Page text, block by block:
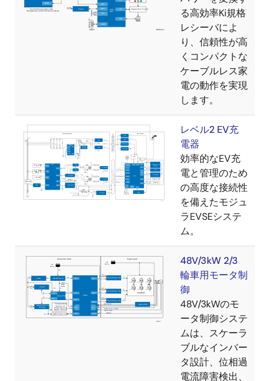
る高効率Ki規格
レシーバによ
り、信頼性が高
くコンパクトな
ケーブルレス家
電の動作を実現
します。
レベル2 EV充
電器
効率的なEV充
電と管理のため
の高度な接続性
を備えたモジュ
ラEVSEシステ
ム。
48V/3kW 2/3
輪車用モータ制
御
48V/3kWのモ
ータ制御システ
ムは、スケーラ
ブルなインバー
タ設計、位相過
電流障害検出、